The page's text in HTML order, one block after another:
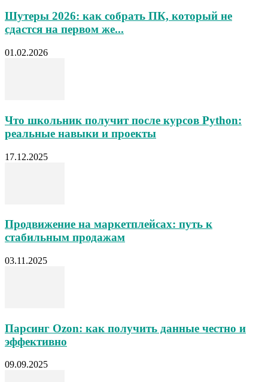
Шутеры 2026: как собрать ПК, который не
сдастся на первом же...
01.02.2026
Что школьник получит после курсов Python:
реальные навыки и проекты
17.12.2025
Продвижение на маркетплейсах: путь к
стабильным продажам
03.11.2025
Парсинг Ozon: как получить данные честно и
эффективно
09.09.2025